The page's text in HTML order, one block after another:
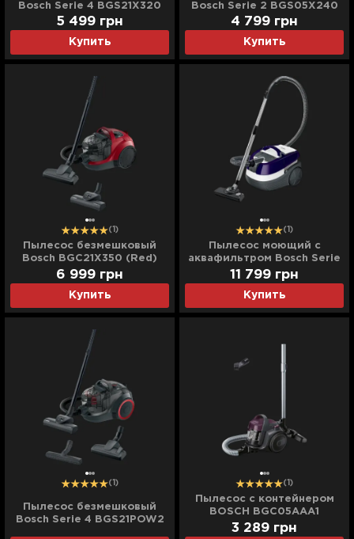
Bosch Serie 4 BGS21X320
(Blue)
Купить
5 499 грн
Bosch Serie 2 BGS05X240
(Turquoise)
Купить
4 799 грн
(1)
Пылесос безмешковый
Bosch BGC21X350 (Red)
Купить
6 999 грн
(1)
Пылесос моющий с
аквафильтром Bosch Serie
4 AquaWash&Clean
BWD41740 (Purple)
Купить
11 799 грн
(1)
Пылесос безмешковый
Bosch Serie 4 BGS21POW2
(1)
Пылесос с контейнером
BOSCH BGC05AAA1
(Purple)
3 289 грн